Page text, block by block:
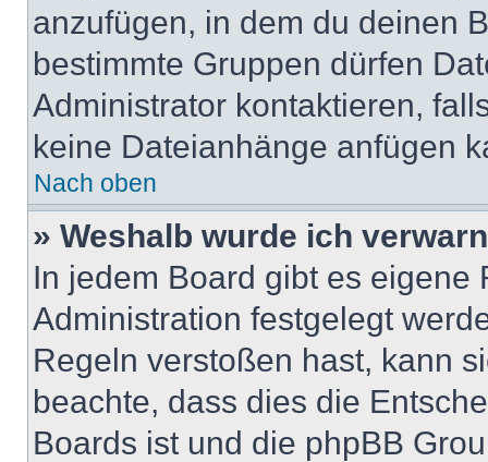
anzufügen, in dem du deinen
bestimmte Gruppen dürfen
Administrator kontaktieren,
keine Dateianhänge anfügen
Nach oben
» Weshalb wurde ich
In jedem Board gibt es
Administration festgelegt
Regeln verstoßen hast, kann
beachte, dass dies die
Boards ist und die phpBB